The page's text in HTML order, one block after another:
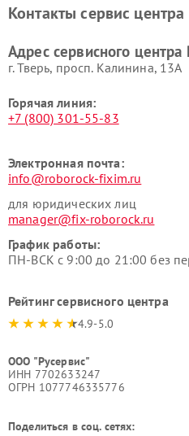
Контакты сервис центра
Адрес сервисного центра
г. Тверь, просп. Калинина, 13А
Горячая линия:
+7 (800) 301-55-83
Электронная почта:
info@roborock-fixim.ru
для юридических лиц
manager@fix-roborock.ru
График работы:
ПН-ВСК с 9:00 до 21:00 без
Рейтинг сервисного центра
4.9-5.0
ООО "Русервис"
ИНН 7702633247
ОГРН 1077746335776
Поделиться в соц. сетях: